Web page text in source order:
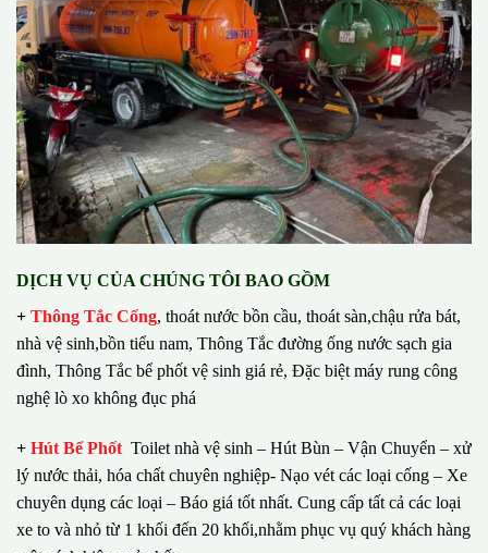
DỊCH VỤ CỦA CHÚNG TÔI BAO GỒM
+ Thông Tắc Cống, thoát nước bồn cầu, thoát sàn,chậu rửa bát,
nhà vệ sinh,bồn tiểu nam, Thông Tắc đường ống nước sạch gia
đình, Thông Tắc bể phốt vệ sinh giá rẻ, Đặc biệt máy rung công
nghệ lò xo không đục phá
+ Hút Bể Phốt Toilet nhà vệ sinh – Hút Bùn – Vận Chuyển – xử
lý nước thải, hóa chất chuyên nghiệp- Nạo vét các loại cống – Xe
chuyên dụng các loại – Báo giá tốt nhất. Cung cấp tất cả các loại
xe to và nhỏ từ 1 khối đến 20 khối,nhằm phục vụ quý khách hàng